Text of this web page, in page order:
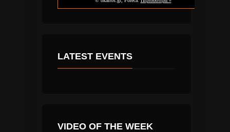
LATEST EVENTS
VIDEO OF THE WEEK